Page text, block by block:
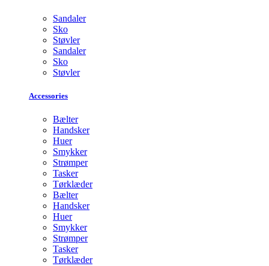
Sandaler
Sko
Støvler
Sandaler
Sko
Støvler
Accessories
Bælter
Handsker
Huer
Smykker
Strømper
Tasker
Tørklæder
Bælter
Handsker
Huer
Smykker
Strømper
Tasker
Tørklæder